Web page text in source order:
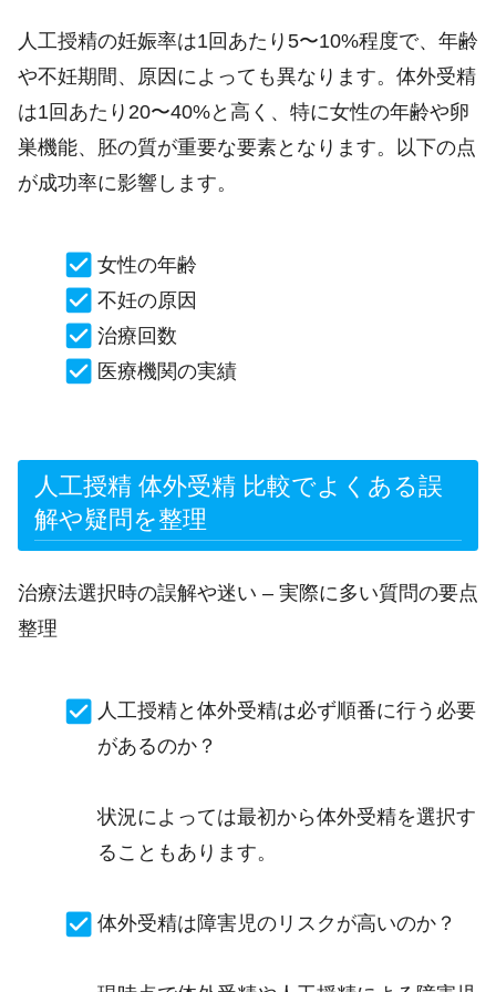
人工授精の妊娠率は1回あたり5〜10%程度で、年齢
や不妊期間、原因によっても異なります。体外受精
は1回あたり20〜40%と高く、特に女性の年齢や卵
巣機能、胚の質が重要な要素となります。以下の点
が成功率に影響します。
女性の年齢
不妊の原因
治療回数
医療機関の実績
人工授精 体外受精 比較でよくある誤
解や疑問を整理
治療法選択時の誤解や迷い – 実際に多い質問の要点
整理
人工授精と体外受精は必ず順番に行う必要
があるのか？
状況によっては最初から体外受精を選択す
ることもあります。
体外受精は障害児のリスクが高いのか？